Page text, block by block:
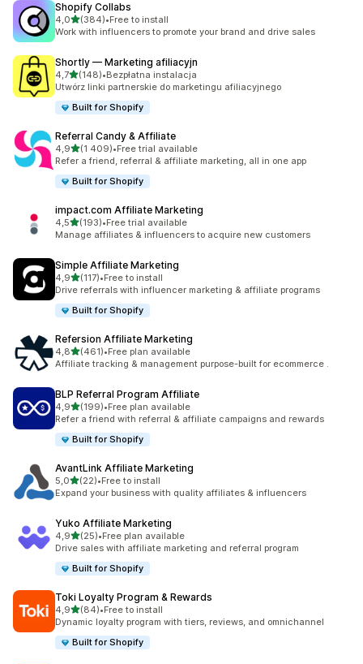
Shopify Collabs
4,0na 5 gwiazdek
(384)
Łączna liczba recenzji: 384
•Free to install
Work with influencers to promote your brand and drive sales
Shortly — Marketing afiliacyjn
4,7na 5 gwiazdek
(148)
Łączna liczba recenzji: 148
•Bezpłatna instalacja
Utwórz linki partnerskie do marketingu afiliacyjnego
Built for Shopify
Referral Candy & Affiliate
4,9na 5 gwiazdek
(1 409)
Łączna liczba recenzji: 1409
•Free trial available
Refer a friend, referral & affiliate marketing, all in one app
Built for Shopify
impact.com Affiliate Marketing
4,5na 5 gwiazdek
(193)
Łączna liczba recenzji: 193
•Free trial available
Manage affiliates & influencers to acquire new customers
Simple Affiliate Marketing
4,9na 5 gwiazdek
(117)
Łączna liczba recenzji: 117
•Free to install
Drive referrals with influencer marketing & affiliate programs
Built for Shopify
Refersion Affiliate Marketing
4,8na 5 gwiazdek
(461)
Łączna liczba recenzji: 461
•Free plan available
Affiliate tracking & management purpose-built for ecommerce .
BLP Referral Program Affiliate
4,9na 5 gwiazdek
(199)
Łączna liczba recenzji: 199
•Free plan available
Refer a friend with referral & affiliate campaigns and rewards
Built for Shopify
AvantLink Affiliate Marketing
5,0na 5 gwiazdek
(22)
Łączna liczba recenzji: 22
•Free to install
Expand your business with quality affiliates & influencers
Yuko Affiliate Marketing
4,9na 5 gwiazdek
(25)
Łączna liczba recenzji: 25
•Free plan available
Drive sales with affiliate marketing and referral program
Built for Shopify
Toki Loyalty Program & Rewards
4,9na 5 gwiazdek
(84)
Łączna liczba recenzji: 84
•Free to install
Dynamic loyalty program with tiers, reviews, and omnichannel
Built for Shopify